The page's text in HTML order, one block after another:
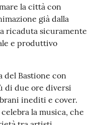
la città con
già dalla
ricaduta sicuramente
e produttivo
del Bastione con
di due ore diversi
inediti e cover.
la musica, che